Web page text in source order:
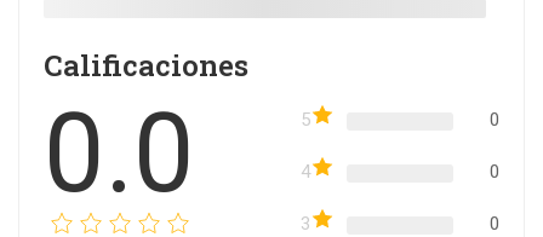
Calificaciones
0.0 5 0
4 0
3 0